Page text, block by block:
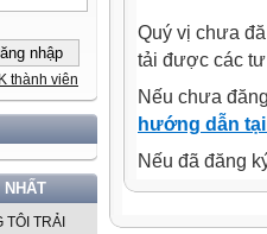
thành viên
TRẢI
Quý vị chưa
tải được các
Nếu chưa
hướng dẫn
Nếu đã đăng